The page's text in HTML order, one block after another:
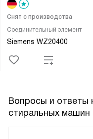
Соединительный элемент
Siemens WZ20400
Снят с производства
Вопросы и ответы
стиральных машин